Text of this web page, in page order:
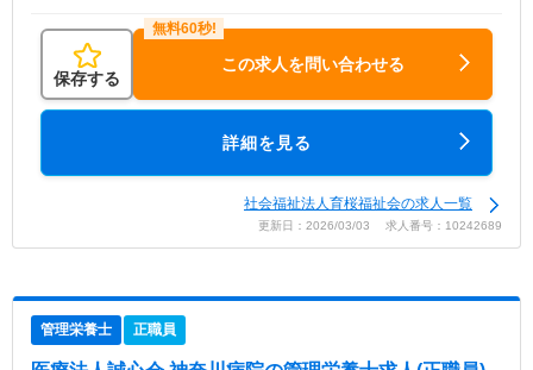
保存する
この求人を問い合わせる
詳細を見る
社会福祉法人育桜福祉会の求人一覧
更新日：2026/03/03 求人番号：10242689
管理栄養士 正職員